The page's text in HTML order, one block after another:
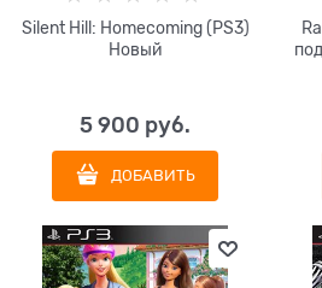
Silent Hill: Homecoming (PS3)
Новый
5 900 руб.
ДОБАВИТЬ